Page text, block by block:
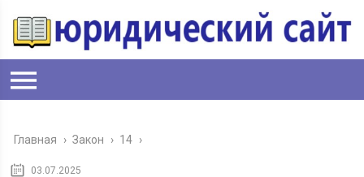
Главная › Закон › 14 ›
03.07.2025